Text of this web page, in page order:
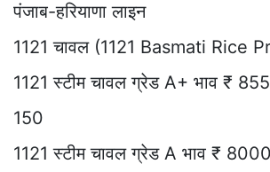
पंजाब-हरियाणा लाइन
1121 चावल (1121 Basmati Rice
1121 स्टीम चावल ग्रेड A+ भाव ₹
150
1121 स्टीम चावल ग्रेड A भाव ₹